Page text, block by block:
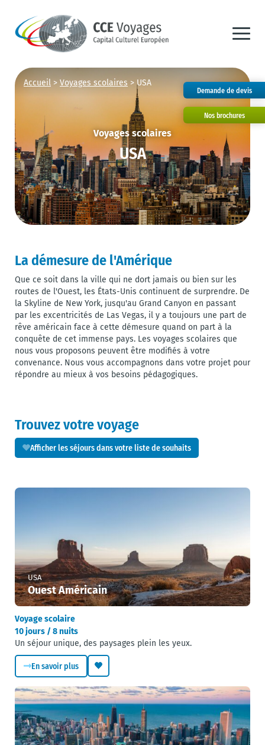
Demande de devis
Nos brochures
Accueil > Voyages scolaires > USA
Voyages scolaires
USA
La démesure de l'Amérique
Que ce soit dans la ville qui ne dort jamais ou bien sur les
routes de l'Ouest, les États-Unis continuent de surprendre. De
la Skyline de New York, jusqu'au Grand Canyon en passant
par les excentricités de Las Vegas, il y a toujours une part de
rêve américain face à cette démesure quand on part à la
conquête de cet immense pays. Les voyages scolaires que
nous vous proposons peuvent être modifiés à votre
convenance. Nous vous accompagnons dans votre projet pour
répondre au mieux à vos besoins pédagogiques.
Trouvez votre voyage
Afficher les séjours dans votre liste de souhaits
USA
Ouest Américain
Voyage scolaire
10 jours / 8 nuits
Un séjour unique, des paysages plein les yeux.
En savoir plus